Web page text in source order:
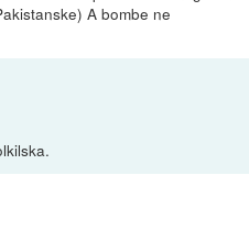
A bombe ne